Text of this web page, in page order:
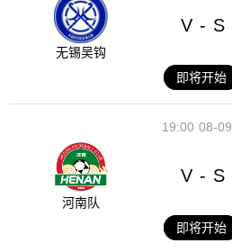
无锡吴钩
V - S
即将开始
08-09
19:00
河南队
V - S
即将开始